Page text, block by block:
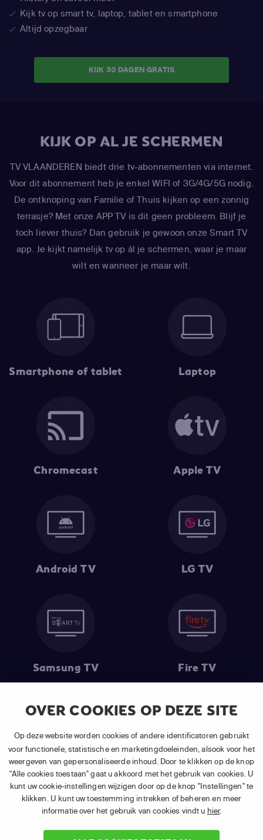
OVER COOKIES OP DEZE SITE
Op deze website worden cookies of andere identificatoren gebruikt
voor functionele, statistische en marketingdoeleinden, alsook voor het
weergeven van gepersonaliseerde inhoud. Door te klikken op de knop
"Alle cookies toestaan" gaat u akkoord met het gebruik van cookies. U
kunt uw cookie-instellingen wijzigen door op de knop "Instellingen" te
klikken. U kunt uw toestemming intrekken of beheren en meer
informatie over het gebruik van cookies vindt u hier.
Kijk tv op smart tv, laptop, tablet en smartphone
Altijd opzegbaar
KIJK 30 DAGEN GRATIS
KIJK OP AL JE SCHERMEN
TV VLAANDEREN biedt drie tv-abonnementen via internet.
Voor dit abonnement heb je enkel WIFI of 3G/4G/5G nodig.
De ontknoping van Familie of Thuis kijken op een zonnig
terrasje? Met onze APP TV is dit geen probleem. Blijf je
toch liever thuis? Dan gebruik je gewoon onze Smart TV
app. Je kijkt namelijk tv op ál je schermen, waar je maar
wilt en wanneer je maar wilt.
Smartphone of tablet Laptop
Chromecast Apple TV
Android TV LG TV
Samsung TV Fire TV
(1) De eerste 30 dagen gratis: Geldig op alle nieuwe abonnementen
van APP TV Light, Basic of Plus.
(2) Prijs abonnement : Incl. BTW.
(3) Restart & Replayis beschikbaar voorvolgende zendersafhankelijk
van je gekozen pakket.